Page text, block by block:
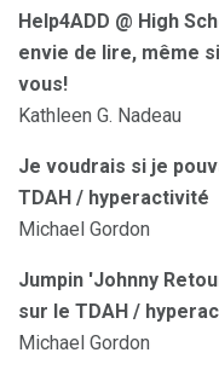
Help4ADD @ High
envie de lire, même
vous!
Kathleen G. Nadeau
Je voudrais si je
TDAH / hyperactivité
Michael Gordon
Jumpin 'Johnny
sur le TDAH /
Michael Gordon